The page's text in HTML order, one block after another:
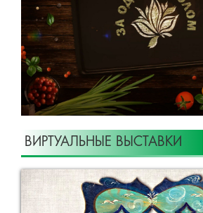
ВИРТУАЛЬНЫЕ ВЫСТАВКИ